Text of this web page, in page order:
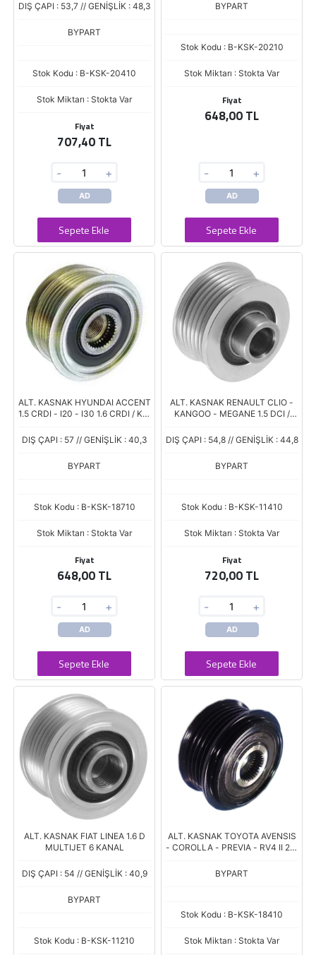
DIŞ ÇAPI : 53,7 // GENİŞLİK : 48,3
BYPART
Stok Kodu : B-KSK-20410
Stok Miktarı : Stokta Var
Fiyat
707,40 TL
- +
AD
Sepete Ekle
BYPART
Stok Kodu : B-KSK-20210
Stok Miktarı : Stokta Var
Fiyat
648,00 TL
- +
AD
Sepete Ekle
ALT. KASNAK HYUNDAI ACCENT
1.5 CRDI - I20 - I30 1.6 CRDI / KIA
DIŞ ÇAPI : 57 // GENİŞLİK : 40,3
BYPART
Stok Kodu : B-KSK-18710
Stok Miktarı : Stokta Var
Fiyat
648,00 TL
- +
AD
Sepete Ekle
ALT. KASNAK RENAULT CLIO -
KANGOO - MEGANE 1.5 DCI /
DIŞ ÇAPI : 54,8 // GENİŞLİK : 44,8
BYPART
Stok Kodu : B-KSK-11410
Stok Miktarı : Stokta Var
Fiyat
720,00 TL
- +
AD
Sepete Ekle
ALT. KASNAK FIAT LINEA 1.6 D
MULTIJET 6 KANAL
DIŞ ÇAPI : 54 // GENİŞLİK : 40,9
BYPART
Stok Kodu : B-KSK-11210
ALT. KASNAK TOYOTA AVENSIS
- COROLLA - PREVIA - RV4 II 2.0
BYPART
Stok Kodu : B-KSK-18410
Stok Miktarı : Stokta Var